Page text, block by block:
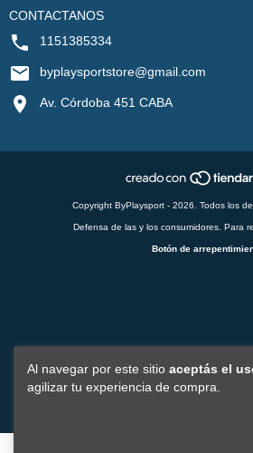
Al navegar por este sitio aceptás el
agilizar tu experiencia de compra.
CONTACTANOS
1151385334
byplaysportstore@gmail.com
Av. Córdoba 451 CABA
Copyright ByPlaysport - 2026. Todos los
Defensa de las y los consumidores. Para
Botón de